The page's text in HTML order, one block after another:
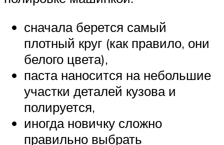
сначала берется самый
плотный круг (как правило, они
белого цвета),
паста наносится на небольшие
участки деталей кузова и
полируется,
иногда новичку сложно
правильно выбрать